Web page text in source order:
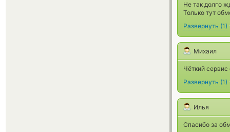
Не так долго
Только тут
Развернуть (1)
Михаил
Чёткий
Развернуть (1)
Илья
Спасибо за